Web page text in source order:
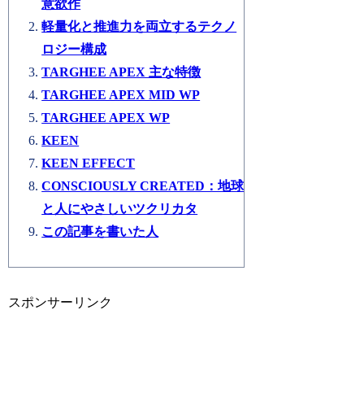
意欲作
軽量化と推進力を両立するテクノ
ロジー構成
TARGHEE APEX 主な特徴
TARGHEE APEX MID WP
TARGHEE APEX WP
KEEN
KEEN EFFECT
CONSCIOUSLY CREATED：地球
と人にやさしいツクリカタ
この記事を書いた人
スポンサーリンク